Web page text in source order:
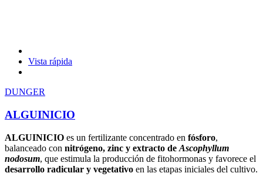
Vista rápida
DUNGER
ALGUINICIO
ALGUINICIO es un fertilizante concentrado en fósforo,
balanceado con nitrógeno, zinc y extracto de Ascophyllum
nodosum, que estimula la producción de fitohormonas y favorece el
desarrollo radicular y vegetativo en las etapas iniciales del cultivo.